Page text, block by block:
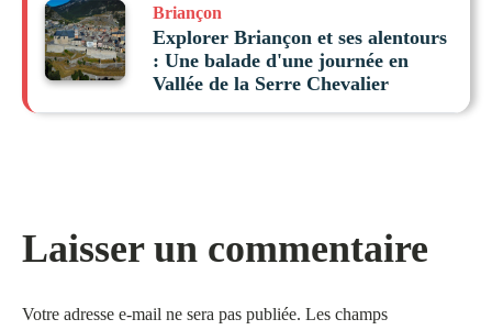
Briançon
Explorer Briançon et ses alentours
: Une balade d'une journée en
Vallée de la Serre Chevalier
Laisser un commentaire
Votre adresse e-mail ne sera pas publiée. Les champs